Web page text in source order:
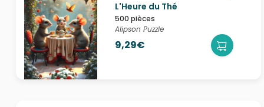
L'Heure du Thé
500 pièces
Alipson Puzzle
9,29€